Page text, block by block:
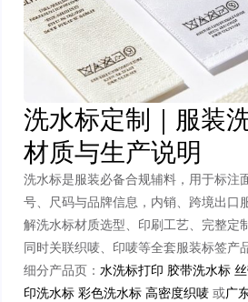
洗水标定制｜服装
材质与生产说明
洗水标是服装必备合规辅料，用于标注
号、尺码与品牌信息，内销、跨境出口
解洗水标材质选型、印刷工艺、完整定
同时关联织唛、印唛等全套服装标签产
细分产品页： 水洗标打印 胶带洗水标
印洗水标 彩色洗水标 高密度织唛或广